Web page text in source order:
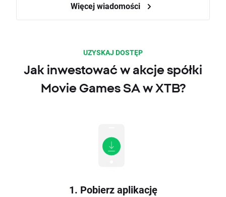
Więcej wiadomości
UZYSKAJ DOSTĘP
Jak inwestować w akcje spółki
Movie Games SA w XTB?
1. Pobierz aplikację